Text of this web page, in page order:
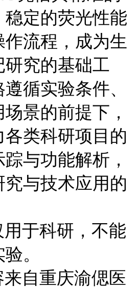
稳定的荧光性能
流程，成为生
究的基础工
循实验条件、
景的前提下，
类科研项目的
与功能解析，
与技术应用的
于科研，不能
。
来自重庆渝偲医